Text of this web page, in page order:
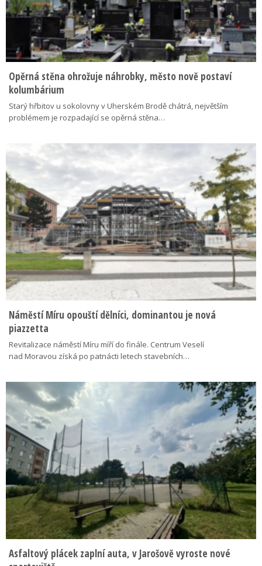
Opěrná stěna ohrožuje náhrobky, město nově postaví
kolumbárium
Starý hřbitov u sokolovny v Uherském Brodě chátrá, největším
problémem je rozpadající se opěrná stěna…
Náměstí Míru opouští dělníci, dominantou je nová
piazzetta
Revitalizace náměstí Míru míří do finále. Centrum Veselí
nad Moravou získá po patnácti letech stavebních…
Asfaltový plácek zaplní auta, v Jarošově vyroste nové